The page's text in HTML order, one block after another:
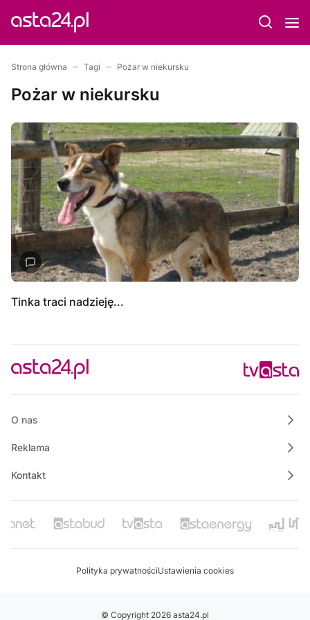
Strona główna Tagi Pożar w niekursku
Pożar w niekursku
Tinka traci nadzieję...
O nas
Reklama
Kontakt
Polityka prywatnościUstawienia cookies
© Copyright 2026 asta24.pl